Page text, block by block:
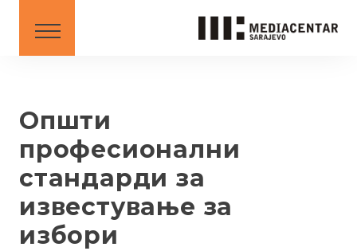
BS AL ME MK
XK - SR
Општи
професионални
стандарди за
известување за
избори